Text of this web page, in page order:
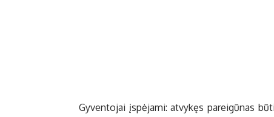
Gy­ven­to­jai įspė­ja­mi: at­vy­kęs pa­rei­gū­nas